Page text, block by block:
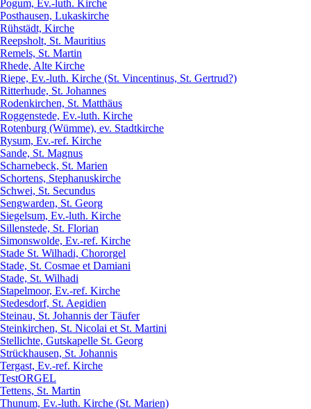
Pogum, Ev.-luth. Kirche
Posthausen, Lukaskirche
Rühstädt, Kirche
Reepsholt, St. Mauritius
Remels, St. Martin
Rhede, Alte Kirche
Riepe, Ev.-luth. Kirche (St. Vincentinus, St. Gertrud?)
Ritterhude, St. Johannes
Rodenkirchen, St. Matthäus
Roggenstede, Ev.-luth. Kirche
Rotenburg (Wümme), ev. Stadtkirche
Rysum, Ev.-ref. Kirche
Sande, St. Magnus
Scharnebeck, St. Marien
Schortens, Stephanuskirche
Schwei, St. Secundus
Sengwarden, St. Georg
Siegelsum, Ev.-luth. Kirche
Sillenstede, St. Florian
Simonswolde, Ev.-ref. Kirche
Stade St. Wilhadi, Chororgel
Stade, St. Cosmae et Damiani
Stade, St. Wilhadi
Stapelmoor, Ev.-ref. Kirche
Stedesdorf, St. Aegidien
Steinau, St. Johannis der Täufer
Steinkirchen, St. Nicolai et St. Martini
Stellichte, Gutskapelle St. Georg
Strückhausen, St. Johannis
Tergast, Ev.-ref. Kirche
TestORGEL
Tettens, St. Martin
Thunum, Ev.-luth. Kirche (St. Marien)